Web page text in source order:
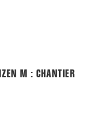
M : CHANTIER